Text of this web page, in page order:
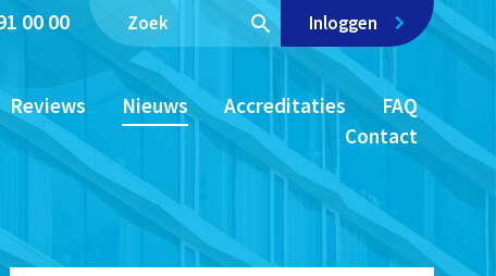
00 00 Inloggen
Reviews Nieuws Accreditaties
FAQ
Contact